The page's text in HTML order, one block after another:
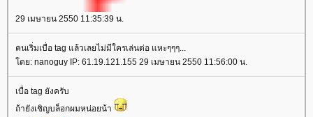
29 เมษายน 2550 11:35:39 น.
คนเริ่มเบื่อ tag แล้วเลยไม่มีใครเล่นต่อ แหะๆๆๆ...
ดย: nanoguy IP: 61.19.121.155 29 เมษายน 2550 11:56:00 น.
เบื่อ tag ยังครับ
ถ้ายังเชิญบล็อกผมหน่อยน้า